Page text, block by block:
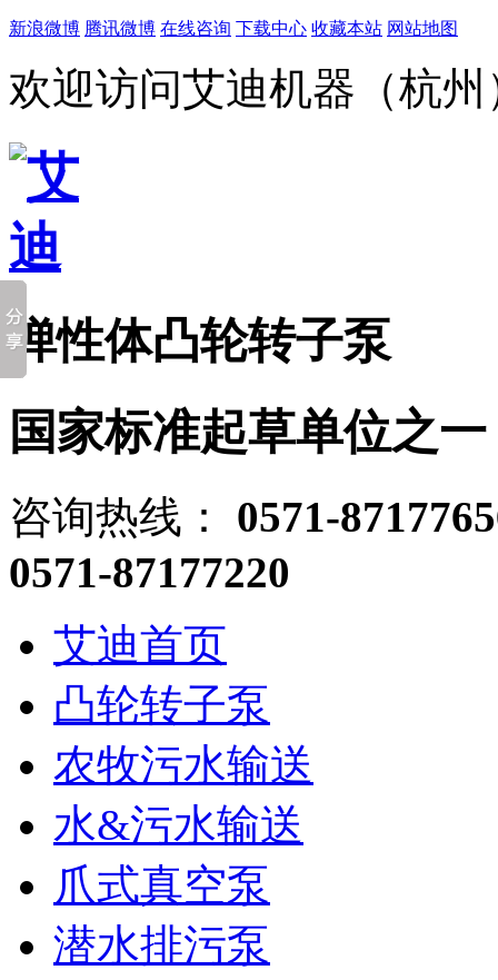
新浪微博 腾讯微博 在线咨询 下载中心 收藏本站 网站地图
欢迎访问艾迪机器（杭
弹性体凸轮转子泵
国家标准起草单位之一
咨询热线：
0571-
0571-87177220
艾迪首页
凸轮转子泵
农牧污水输送
水&污水输送
爪式真空泵
潜水排污泵